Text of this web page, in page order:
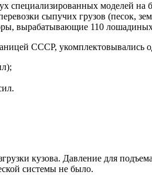
специализированных моделей
сыпучих грузов (песок,
вырабатывающие 110
СССР, укомплектовывались
кузова. Давление для
системы не было.